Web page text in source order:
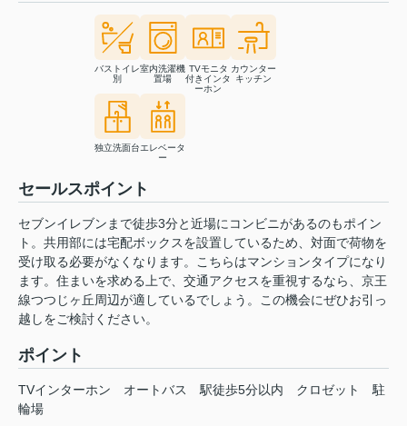
バストイレ
別
室内洗濯機
置場
TVモニタ
付きインタ
ーホン
カウンター
キッチン
独立洗面台エレベータ
ー
セールスポイント
セブンイレブンまで徒歩3分と近場にコンビニがあるのもポイン
ト。共用部には宅配ボックスを設置しているため、対面で荷物を
受け取る必要がなくなります。こちらはマンションタイプになり
ます。住まいを求める上で、交通アクセスを重視するなら、京王
線つつじヶ丘周辺が適しているでしょう。この機会にぜひお引っ
越しをご検討ください。
ポイント
TVインターホン オートバス 駅徒歩5分以内 クロゼット
駐
輪場